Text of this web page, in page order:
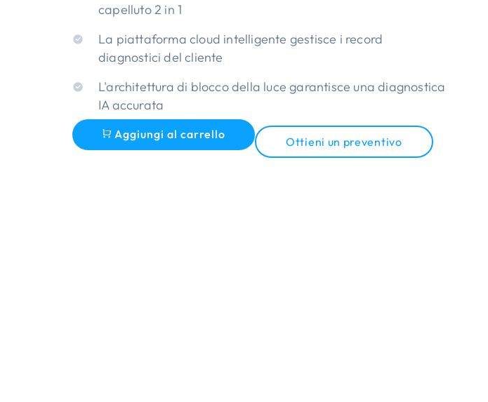
capelluto 2 in 1
La piattaforma cloud intelligente gestisce i record
diagnostici del cliente
L'architettura di blocco della luce garantisce una diagnostica
IA accurata
Aggiungi al carrello
Ottieni un preventivo